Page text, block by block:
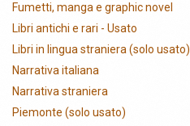
Fumetti, manga e graphic novel
Libri antichi e rari - Usato
Libri in lingua straniera (solo usato)
Narrativa italiana
Narrativa straniera
Piemonte (solo usato)